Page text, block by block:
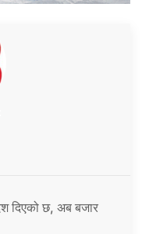
दिएको छ, अब बजार